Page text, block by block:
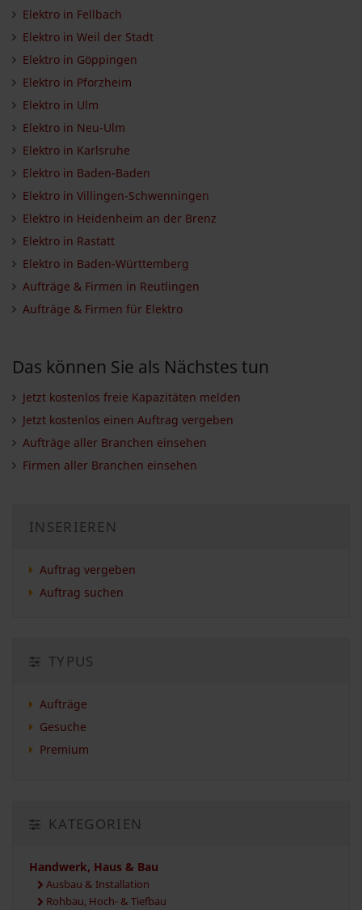
Elektro in Fellbach
Elektro in Weil der Stadt
Elektro in Göppingen
Elektro in Pforzheim
Elektro in Ulm
Elektro in Neu-Ulm
Elektro in Karlsruhe
Elektro in Baden-Baden
Elektro in Villingen-Schwenningen
Elektro in Heidenheim an der Brenz
Elektro in Rastatt
Elektro in Baden-Württemberg
Aufträge & Firmen in Reutlingen
Aufträge & Firmen für Elektro
Das können Sie als Nächstes tun
Jetzt kostenlos freie Kapazitäten melden
Jetzt kostenlos einen Auftrag vergeben
Aufträge aller Branchen einsehen
Firmen aller Branchen einsehen
INSERIEREN
Auftrag vergeben
Auftrag suchen
TYPUS
Aufträge
Gesuche
Premium
KATEGORIEN
Handwerk, Haus & Bau
Ausbau & Installation
Rohbau, Hoch- & Tiefbau